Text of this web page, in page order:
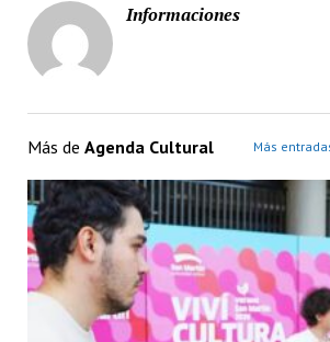
Informaciones
Más de Agenda Cultural Más